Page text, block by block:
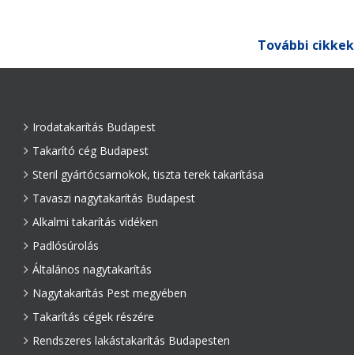
További cikkek
Irodatakarítás Budapest
Takarító cég Budapest
Steril gyártócsarnokok, tiszta terek takarítása
Tavaszi nagytakarítás Budapest
Alkalmi takarítás vidéken
Padlósúrolás
Általános nagytakarítás
Nagytakarítás Pest megyében
Takarítás cégek részére
Rendszeres lakástakarítás Budapesten